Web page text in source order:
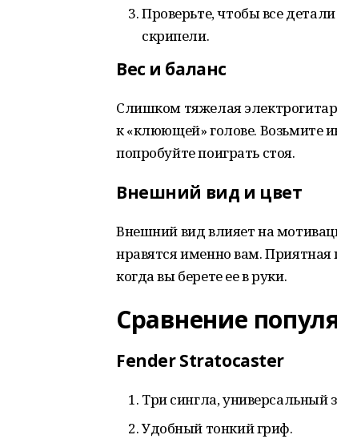
Проверьте, чтобы все
скрипели.
Вес и баланс
Слишком тяжелая
к «клюющей» голове. Возьмите
попробуйте поиграть стоя.
Внешний вид и цвет
Внешний вид влияет на
нравятся именно вам. Приятная
когда вы берете ее в руки.
Сравнение
Fender Stratocaster
Три сингла, универсальный
Удобный тонкий гриф.